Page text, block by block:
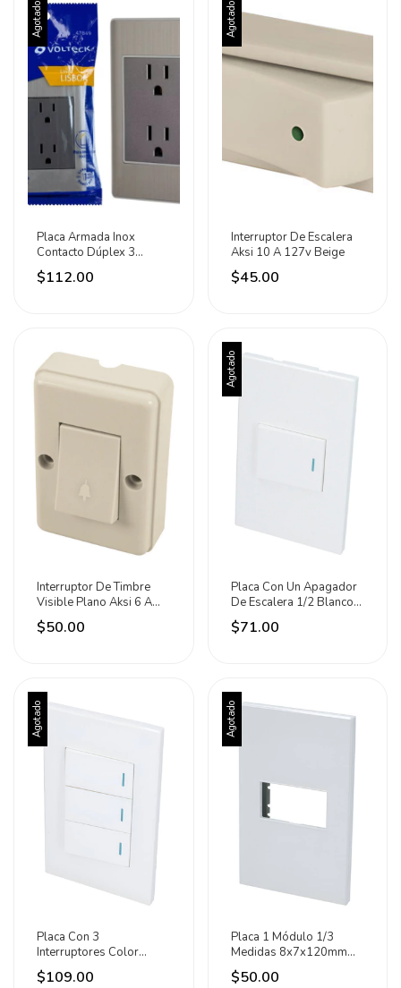
Agotado
Placa Armada Inox
Contacto Dúplex 3
Módulos Volteck 15 A
127v Gris
$112.00
Agotado
Interruptor De Escalera
Aksi 10 A 127v Beige
$45.00
Interruptor De Timbre
Visible Plano Aksi 6 A
125v Beige
$50.00
Agotado
Placa Con Un Apagador
De Escalera 1/2 Blanco
Surtek Blanco
$71.00
Agotado
Placa Con 3
Interruptores Color
Blanca Surtek Blanco
$109.00
Agotado
Placa 1 Módulo 1/3
Medidas 8x7x120mm
Surtek Blanco
$50.00